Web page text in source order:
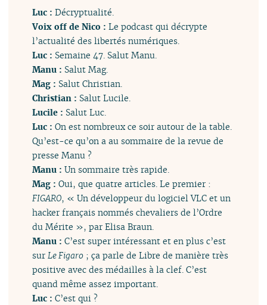
Luc :Décryptualité.
Voix off de Nico :Le podcast qui décrypte
l’actualité des libertés numériques.
Luc : Semaine 47. Salut Manu.
Manu : Salut Mag.
Mag : Salut Christian.
Christian : Salut Lucile.
Lucile : Salut Luc.
Luc :On est nombreux ce soir autour de la table.
Qu’est-ce qu’on a au sommaire de la revue de
presse Manu ?
Manu :Un sommaire très rapide.
Mag :Oui, que quatre articles. Le premier :
FIGARO, « Un développeur du logiciel VLC et un
hacker français nommés chevaliers de l’Ordre
du Mérite », par Elisa Braun.
Manu :C’est super intéressant et en plus c’est
surLe Figaro ; ça parle de Libre de manière très
positive avec des médailles à la clef. C’est
quand même assez important.
Luc :C’est qui ?